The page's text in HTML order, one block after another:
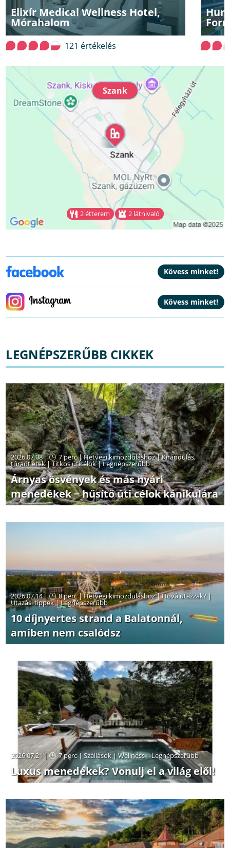
Elixír Medical Wellness Hotel,
Mórahalom
121 értékelés
Szank
2 étterem 2 látnivaló
LEGNÉPSZERŰBB CIKKEK
2026.07.08 | 7 perc|Hétvégi kimozduláshoz|Kirándulás,
túraötletek|Titkos úticélok|Legnépszerűbb
Árnyas ösvények és más nyári
menedékek − hűsítő úti célok kánikulára
2026.07.14 | 8 perc|Hétvégi kimozduláshoz|Hová utazzak? |
Utazási tippek|Legnépszerűbb
10 díjnyertes strand a Balatonnál,
amiben nem csalódsz
2026.07.21 | 7 perc|Szállások|Wellness|Legnépszerűbb
Luxus menedékek? Vonulj el a világ elől!